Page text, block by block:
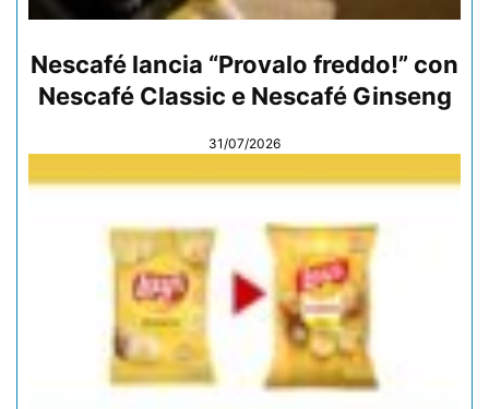
Nescafé lancia “Provalo freddo!” con
Nescafé Classic e Nescafé Ginseng
31/07/2026